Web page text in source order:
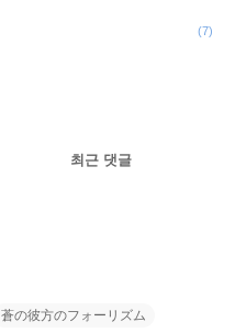
(7)
최근 댓글
蒼の彼方のフォーリズム